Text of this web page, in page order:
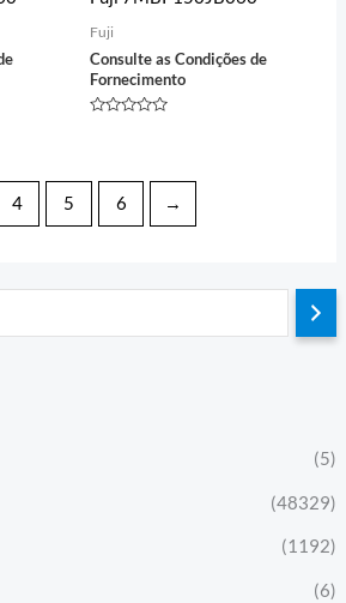
(5)
(48329)
(1192)
(6)
Fuji
Consulte as Condições de
Fornecimento
4 5 6 →